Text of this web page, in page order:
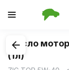
1/1
Масло
(1л)